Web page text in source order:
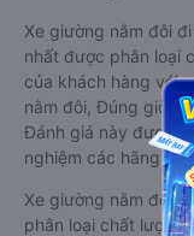
Xe giường nằm đôi
nhất được phân loại
của khách hàng với
nằm đôi, Đúng giờ,
Đánh giá này được
nghiệm các hãng Xe
Xe giường nằm đôi
phân loại chất lượng